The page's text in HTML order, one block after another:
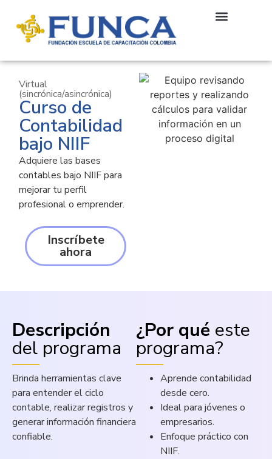
Virtual
(sincrónica/asincrónica)
Curso de
Contabilidad
bajo NIIF
Adquiere las bases
contables bajo NIIF para
mejorar tu perfil
profesional o emprender.
Inscríbete
ahora
Descripción
del programa
Brinda herramientas clave
para entender el ciclo
contable, realizar registros y
generar información financiera
confiable.
¿Por qué este
programa?
Aprende contabilidad
desde cero.
Ideal para jóvenes o
empresarios.
Enfoque práctico con
NIIF.